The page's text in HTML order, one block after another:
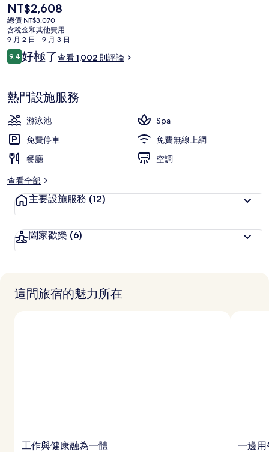
目
前
的
價
格
是
NT$2,608
總價 NT$3,070
含稅金和其他費用
9 月 2 日 - 9 月 3 日
評
論
9.49.4 分，滿分 10 分，
好極了查看 1,002 則評論
熱門設施服務
游泳池
Spa
免費停車
免費無線上網
餐廳
空調
查看全部
主要設施服務 (12)
闔家歡樂 (6)
這間旅宿的魅力所在
工作與健康融為一體 一邊用